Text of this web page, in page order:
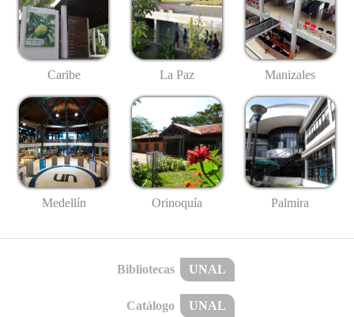
Caribe La Paz Manizales
Medellín Orinoquía Palmira
Bibliotecas UNAL
Catálogo UNAL